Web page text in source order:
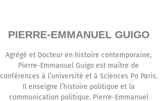
PIERRE-EMMANUEL GUIGO
Agrégé et Docteur en histoire contemporaine,
Pierre-Emmanuel Guigo est maître de
conférences à l’université et à Sciences Po Paris.
Il enseigne l’histoire politique et la
communication politique. Pierre-Emmanuel